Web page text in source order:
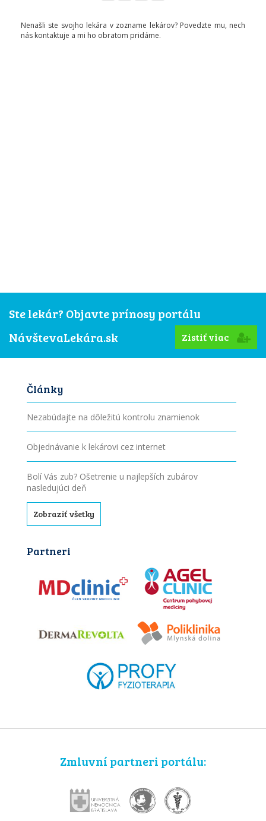
Nenašli ste svojho lekára v zozname lekárov? Povedzte mu, nech
nás kontaktuje a mi ho obratom pridáme.
Ste lekár? Objavte prínosy portálu
NávštevaLekára.sk
Zistiť viac
Články
Nezabúdajte na dôležitú kontrolu znamienok
Objednávanie k lekárovi cez internet
Bolí Vás zub? Ošetrenie u najlepších zubárov
nasledujúci deň
Zobraziť všetky
Partneri
Zmluvní partneri portálu: